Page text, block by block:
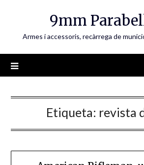
9mm
Armes i accessoris, recàrrega de
Etiqueta: revista